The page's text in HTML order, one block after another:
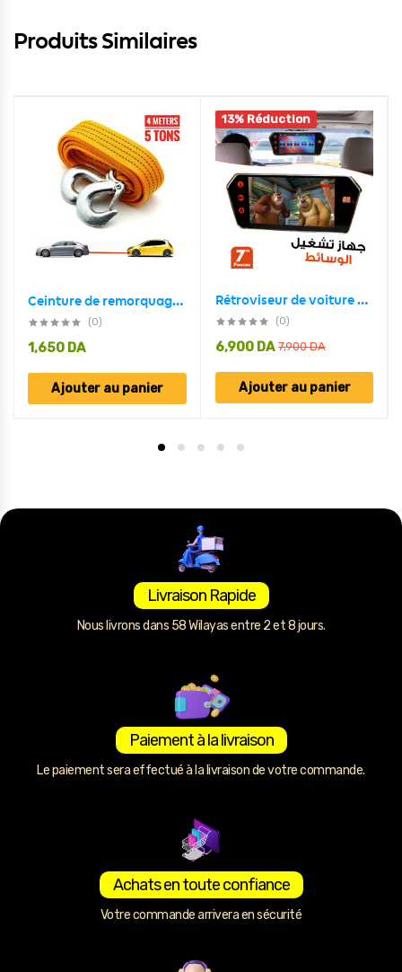
Produits Similaires
Ceinture de remorquage Robuste 5 tonnes (4M)
(0)
1,650 DA
Ajouter au panier
13% Réduction
Rétroviseur de voiture écran LCD 7 pouces bluetooth, température
(0)
7,900DA
6,900 DA
Ajouter au panier
Livraison Rapide
Nous livrons dans 58 Wilayas entre 2 et 8 jours.
Paiement à la livraison
Le paiement sera effectué à la livraison de votre commande.
Achats en toute confiance
Votre commande arrivera en sécurité